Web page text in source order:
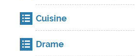
Cuisine
Drame